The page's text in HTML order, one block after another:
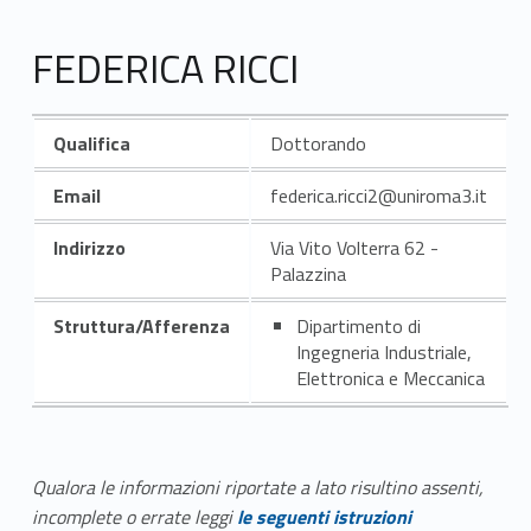
FEDERICA RICCI
Qualifica
Dottorando
Email
federica.ricci2@uniroma3.it
Indirizzo
Via Vito Volterra 62 -
Palazzina
Struttura/Afferenza
Dipartimento di
Ingegneria Industriale,
Elettronica e Meccanica
Qualora le informazioni riportate a lato risultino assenti,
incomplete o errate leggile seguenti istruzioni